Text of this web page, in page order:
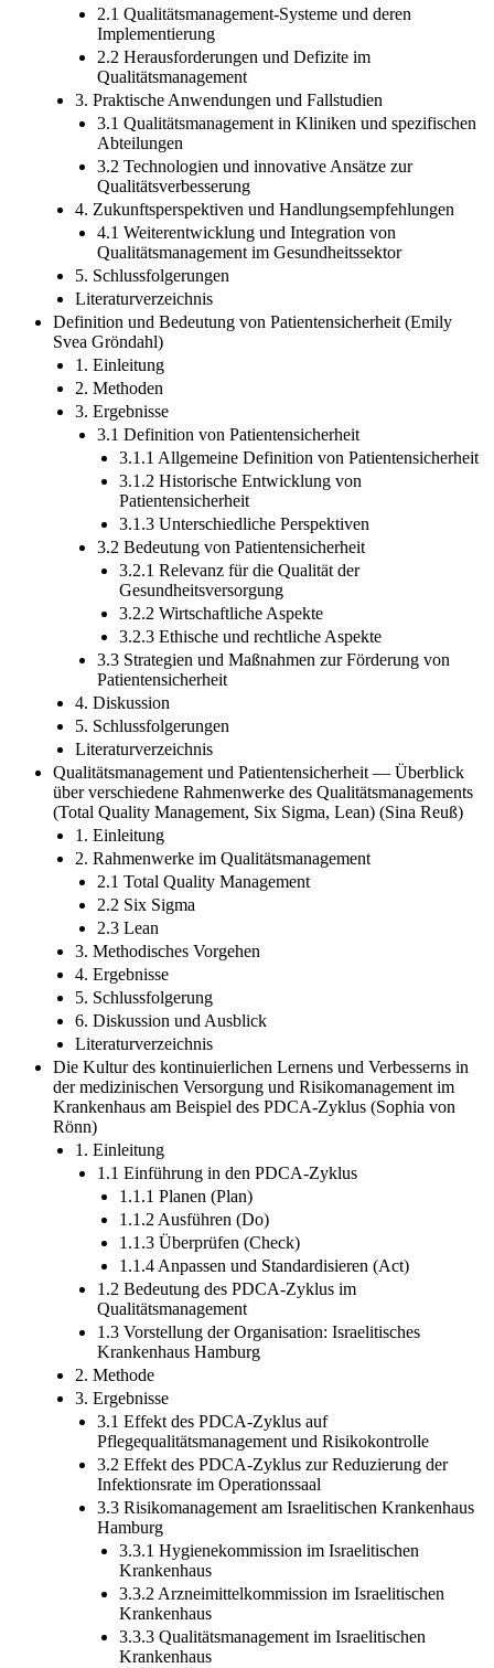
2.1 Qualitätsmanagement-Systeme und deren
Implementierung
2.2 Herausforderungen und Defizite im
Qualitätsmanagement
3. Praktische Anwendungen und Fallstudien
3.1 Qualitätsmanagement in Kliniken und spezifischen
Abteilungen
3.2 Technologien und innovative Ansätze zur
Qualitätsverbesserung
4. Zukunftsperspektiven und Handlungsempfehlungen
4.1 Weiterentwicklung und Integration von
Qualitätsmanagement im Gesundheitssektor
5. Schlussfolgerungen
Literaturverzeichnis
Definition und Bedeutung von Patientensicherheit (Emily
Svea Gröndahl)
1. Einleitung
2. Methoden
3. Ergebnisse
3.1 Definition von Patientensicherheit
3.1.1 Allgemeine Definition von Patientensicherheit
3.1.2 Historische Entwicklung von
Patientensicherheit
3.1.3 Unterschiedliche Perspektiven
3.2 Bedeutung von Patientensicherheit
3.2.1 Relevanz für die Qualität der
Gesundheitsversorgung
3.2.2 Wirtschaftliche Aspekte
3.2.3 Ethische und rechtliche Aspekte
3.3 Strategien und Maßnahmen zur Förderung von
Patientensicherheit
4. Diskussion
5. Schlussfolgerungen
Literaturverzeichnis
Qualitätsmanagement und Patientensicherheit — Überblick
über verschiedene Rahmenwerke des Qualitätsmanagements
(Total Quality Management, Six Sigma, Lean) (Sina Reuß)
1. Einleitung
2. Rahmenwerke im Qualitätsmanagement
2.1 Total Quality Management
2.2 Six Sigma
2.3 Lean
3. Methodisches Vorgehen
4. Ergebnisse
5. Schlussfolgerung
6. Diskussion und Ausblick
Literaturverzeichnis
Die Kultur des kontinuierlichen Lernens und Verbesserns in
der medizinischen Versorgung und Risikomanagement im
Krankenhaus am Beispiel des PDCA-Zyklus (Sophia von
Rönn)
1. Einleitung
1.1 Einführung in den PDCA-Zyklus
1.1.1 Planen (Plan)
1.1.2 Ausführen (Do)
1.1.3 Überprüfen (Check)
1.1.4 Anpassen und Standardisieren (Act)
1.2 Bedeutung des PDCA-Zyklus im
Qualitätsmanagement
1.3 Vorstellung der Organisation: Israelitisches
Krankenhaus Hamburg
2. Methode
3. Ergebnisse
3.1 Effekt des PDCA-Zyklus auf
Pflegequalitätsmanagement und Risikokontrolle
3.2 Effekt des PDCA-Zyklus zur Reduzierung der
Infektionsrate im Operationssaal
3.3 Risikomanagement am Israelitischen Krankenhaus
Hamburg
3.3.1 Hygienekommission im Israelitischen
Krankenhaus
3.3.2 Arzneimittelkommission im Israelitischen
Krankenhaus
3.3.3 Qualitätsmanagement im Israelitischen
Krankenhaus